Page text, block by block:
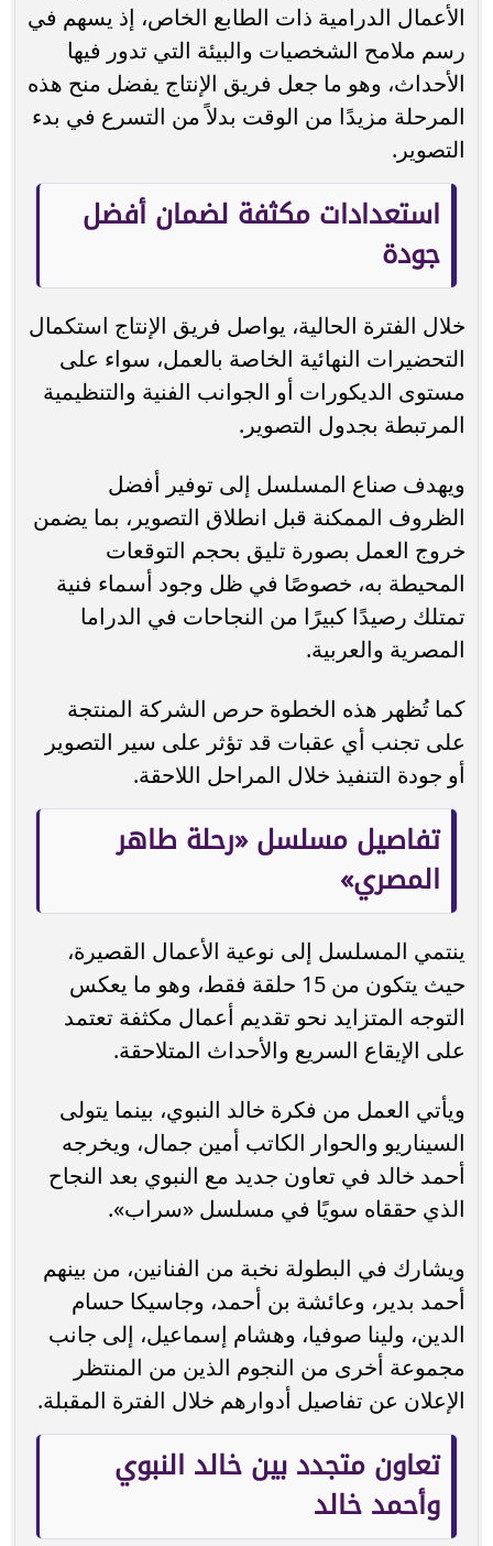
الأعمال الدرامية ذات الطابع الخاص، إذ يسهم في
رسم ملامح الشخصيات والبيئة التي تدور فيها
الأحداث، وهو ما جعل فريق الإنتاج يفضل منح هذه
المرحلة مزيدًا من الوقت بدلاً من التسرع في بدء
التصوير.
استعدادات مكثفة لضمان أفضل
جودة
خلال الفترة الحالية، يواصل فريق الإنتاج استكمال
التحضيرات النهائية الخاصة بالعمل، سواء على
مستوى الديكورات أو الجوانب الفنية والتنظيمية
المرتبطة بجدول التصوير.
ويهدف صناع المسلسل إلى توفير أفضل
الظروف الممكنة قبل انطلاق التصوير، بما يضمن
خروج العمل بصورة تليق بحجم التوقعات
المحيطة به، خصوصًا في ظل وجود أسماء فنية
تمتلك رصيدًا كبيرًا من النجاحات في الدراما
المصرية والعربية.
كما تُظهر هذه الخطوة حرص الشركة المنتجة
على تجنب أي عقبات قد تؤثر على سير التصوير
أو جودة التنفيذ خلال المراحل اللاحقة.
تفاصيل مسلسل «رحلة طاهر
المصري»
ينتمي المسلسل إلى نوعية الأعمال القصيرة،
حيث يتكون من 15 حلقة فقط، وهو ما يعكس
التوجه المتزايد نحو تقديم أعمال مكثفة تعتمد
على الإيقاع السريع والأحداث المتلاحقة.
ويأتي العمل من فكرة خالد النبوي، بينما يتولى
السيناريو والحوار الكاتب أمين جمال، ويخرجه
أحمد خالد في تعاون جديد مع النبوي بعد النجاح
الذي حققاه سويًا في مسلسل «سراب».
ويشارك في البطولة نخبة من الفنانين، من بينهم
أحمد بدير، وعائشة بن أحمد، وجاسيكا حسام
الدين، ولينا صوفيا، وهشام إسماعيل، إلى جانب
مجموعة أخرى من النجوم الذين من المنتظر
الإعلان عن تفاصيل أدوارهم خلال الفترة المقبلة.
تعاون متجدد بين خالد النبوي
وأحمد خالد